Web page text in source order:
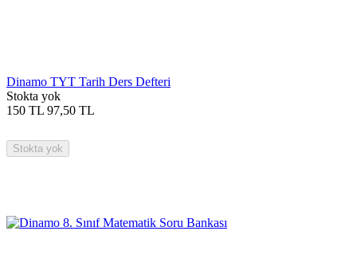
Dinamo TYT Tarih Ders Defteri
Stokta yok
150 TL 97,50 TL
Stokta yok